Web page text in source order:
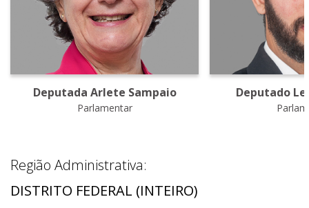
Deputada Arlete Sampaio
Parlamentar
Deputado
Região Administrativa:
DISTRITO FEDERAL (INTEIRO)